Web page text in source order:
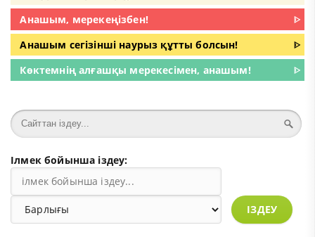
Анашым, мерекеңізбен!
ᐈ
Анашым сегізінші наурыз құтты болсын!
ᐈ
Көктемнің алғашқы мерекесімен, анашым!
ᐈ
Ілмек бойынша іздеу:
ІЗДЕУ